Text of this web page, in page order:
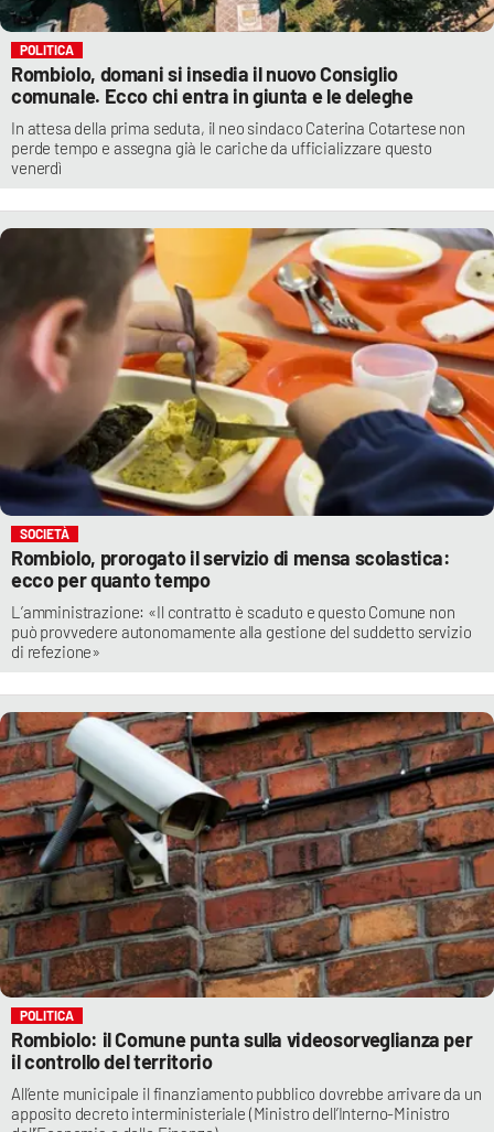
POLITICA
Rombiolo, domani si insedia il nuovo Consiglio
comunale. Ecco chi entra in giunta e le deleghe
In attesa della prima seduta, il neo sindaco Caterina Cotartese non
perde tempo e assegna già le cariche da ufficializzare questo
venerdì
SOCIETÀ
Rombiolo, prorogato il servizio di mensa scolastica:
ecco per quanto tempo
L’amministrazione: «Il contratto è scaduto e questo Comune non
può provvedere autonomamente alla gestione del suddetto servizio
di refezione»
POLITICA
Rombiolo: il Comune punta sulla videosorveglianza per
il controllo del territorio
All’ente municipale il finanziamento pubblico dovrebbe arrivare da un
apposito decreto interministeriale (Ministro dell’Interno-Ministro